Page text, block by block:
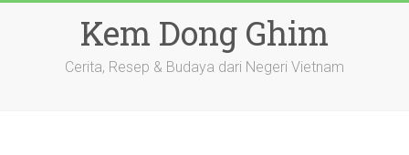
Kem Dong Ghim
Cerita, Resep & Budaya dari Negeri Vietnam